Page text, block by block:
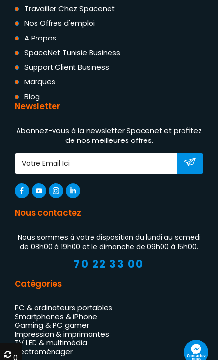
Travailler Chez Spacenet
Nos Offres d'emploi
A Propos
SpaceNet Tunisie Business
Support Client Business
Marques
Blog
Newsletter
Abonnez-vous à la newsletter Spacenet et profitez
de nos meilleures offres.
Nous contactez
Nous sommes à votre disposition du lundi au samedi
de 08h00 à 19h00 et le dimanche de 09h00 à 15h00.
70 22 33 00
Catégories
PC & ordinateurs portables
Smartphones & iPhone
Gaming & PC gamer
Impression & imprimantes
TV LED & multimédia
Électroménager
Contactez
nous
0
0